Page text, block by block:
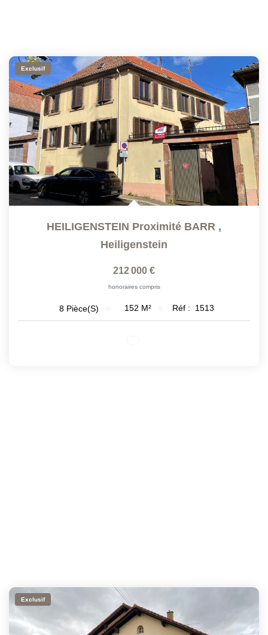
Exclusif
HEILIGENSTEIN Proximité BARR ,
Heiligenstein
212 000 €
honoraires compris
8 Pièce(s) 152 M² Réf : 1513
Exclusif